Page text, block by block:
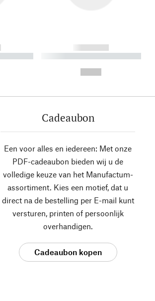
----------
------------
----------- ----------- ----------
Cadeaubon
Een voor alles en iedereen: Met onze
PDF-cadeaubon bieden wij u de
volledige keuze van het Manufactum-
assortiment. Kies een motief, dat u
direct na de bestelling per E-mail kunt
versturen, printen of persoonlijk
overhandigen.
Cadeaubon kopen